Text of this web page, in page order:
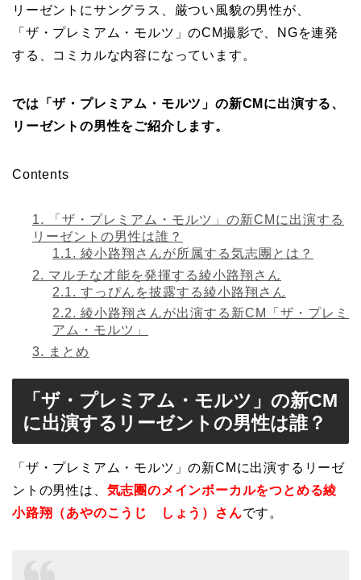
リーゼントにサングラス、厳つい風貌の男性が、
「ザ・プレミアム・モルツ」のCM撮影で、NGを連発
する、コミカルな内容になっています。
では「ザ・プレミアム・モルツ」の新CMに出演する、
リーゼントの男性をご紹介します。
Contents
1.
「ザ・プレミアム・モルツ」の新CMに出演する
リーゼントの男性は誰？
1.1. 綾小路翔さんが所属する気志團とは？
2. マルチな才能を発揮する綾小路翔さん
2.1. すっぴんを披露する綾小路翔さん
2.2. 綾小路翔さんが出演する新CM「ザ・プレミ
アム・モルツ」
3. まとめ
「ザ・プレミアム・モルツ」の新CM
に出演するリーゼントの男性は誰？
「ザ・プレミアム・モルツ」の新CMに出演するリーゼ
ントの男性は、 気志團のメインボーカルをつとめる綾
小路翔（あやのこうじ しょう）さんです。